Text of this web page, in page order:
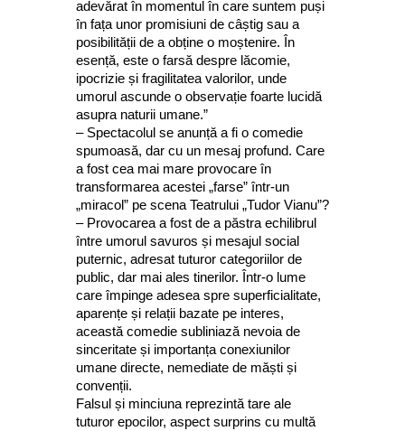
adevărat în momentul în care suntem puși
în fața unor promisiuni de câștig sau a
posibilității de a obține o moștenire. În
esență, este o farsă despre lăcomie,
ipocrizie și fragilitatea valorilor, unde
umorul ascunde o observație foarte lucidă
asupra naturii umane.”
– Spectacolul se anunță a fi o comedie
spumoasă, dar cu un mesaj profund. Care
a fost cea mai mare provocare în
transformarea acestei „farse” într-un
„miracol” pe scena Teatrului „Tudor Vianu”?
– Provocarea a fost de a păstra echilibrul
între umorul savuros și mesajul social
puternic, adresat tuturor categoriilor de
public, dar mai ales tinerilor. Într-o lume
care împinge adesea spre superficialitate,
aparențe și relații bazate pe interes,
această comedie subliniază nevoia de
sinceritate și importanța conexiunilor
umane directe, nemediate de măști și
convenții.
Falsul și minciuna reprezintă tare ale
tuturor epocilor, aspect surprins cu multă